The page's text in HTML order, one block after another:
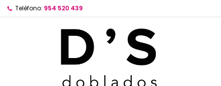
Teléfono: 954 520 439